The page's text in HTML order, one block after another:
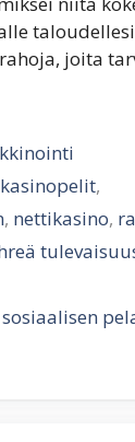
joita
kasinopelit,
, nettikasino,